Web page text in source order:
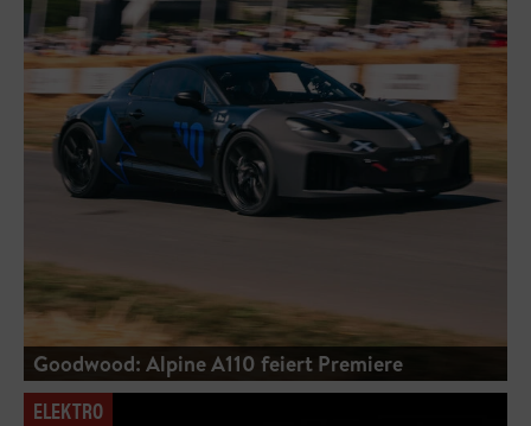
Goodwood: Alpine A110 feiert Premiere
ELEKTRO